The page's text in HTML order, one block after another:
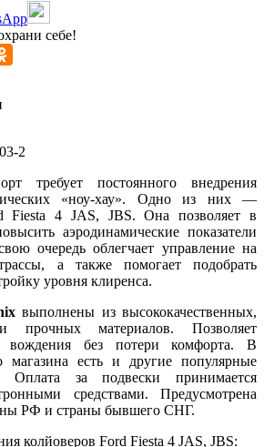
себе!
2
требует постоянного внедрения
«ноу-хау». Одно из них —
Fiesta 4 JAS, JBS. Она позволяет в
аэродинамические показатели
очередь облегчает управление на
а также помогает подобрать
уровня клиренса.
выполнены из высококачественных,
и прочных материалов. Позволяет
вождения без потери комфорта. В
магазина есть и другие популярные
Оплата за подвески принимается
средствами. Предусмотрена
РФ и страны бывшего СНГ.
колйоверов Ford Fiesta 4 JAS, JBS: